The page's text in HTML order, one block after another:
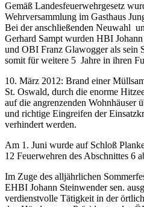
Gemäß Landesfeuerwehrgesetz
Wehrversammlung im Gasthaus
Bei der anschließenden Neuwahl
Gerhard Sampt wurden HBI
und OBI Franz Glawogger als sein
somit für weitere 5 Jahre in ihren
10. März 2012: Brand einer
St. Oswald, durch die enorme
auf die angrenzenden Wohnhäuser
und richtige Eingreifen der
verhindert werden.
Am 1. Juni wurde auf Schloß
12 Feuerwehren des Abschnittes 6
Im Zuge des alljährlichen
EHBI Johann Steinwender sen.
verdienstvolle Tätigkeit in der